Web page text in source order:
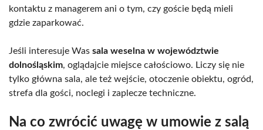
kontaktu z managerem ani o tym, czy goście będą mieli
gdzie zaparkować.
Jeśli interesuje Was sala weselna w województwie
dolnośląskim, oglądajcie miejsce całościowo. Liczy się nie
tylko główna sala, ale też wejście, otoczenie obiektu, ogród,
strefa dla gości, noclegi i zaplecze techniczne.
Na co zwrócić uwagę w umowie z salą